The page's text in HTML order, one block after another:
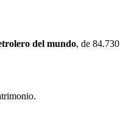
del mundo, de 84.730